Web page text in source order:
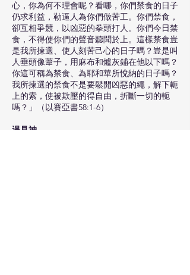
心，你為何不理會呢？看哪，你們禁食的日子
仍求利益，勒逼人為你們做苦工。你們禁食，
卻互相爭競，以凶惡的拳頭打人。你們今日禁
食，不得使你們的聲音聽聞於上。這樣禁食豈
是我所揀選、使人刻苦己心的日子嗎？豈是叫
人垂頭像葦子，用麻布和爐灰鋪在他以下嗎？
你這可稱為禁食、為耶和華所悅納的日子嗎？
我所揀選的禁食不是要鬆開凶惡的繩，解下軛
上的索，使被欺壓的得自由，折斷一切的軛
嗎？」（以賽亞書58:1-6）
遇見神